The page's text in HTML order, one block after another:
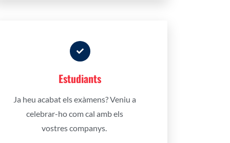
Estudiants
Ja heu acabat els exàmens? Veniu a
celebrar-ho com cal amb els
vostres companys.